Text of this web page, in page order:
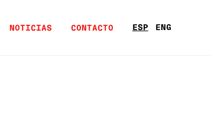
NOTICIAS CONTACTO ESP ENG